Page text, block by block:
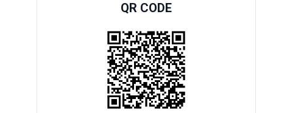
QR CODE